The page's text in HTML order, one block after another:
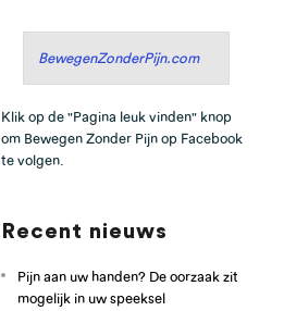
BewegenZonderPijn.com
Klik op de "Pagina leuk vinden" knop
om Bewegen Zonder Pijn op Facebook
te volgen.
Recent nieuws
Pijn aan uw handen? De oorzaak zit
mogelijk in uw speeksel